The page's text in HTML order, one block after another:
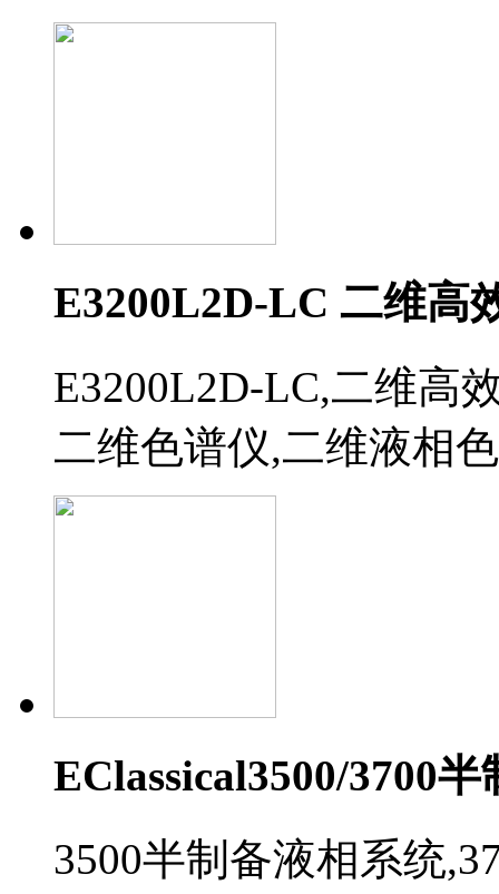
E3200L2D-LC 二维高
E3200L2D-LC,二维高
二维色谱仪,二维液相
EClassical3500/3700
3500半制备液相系统